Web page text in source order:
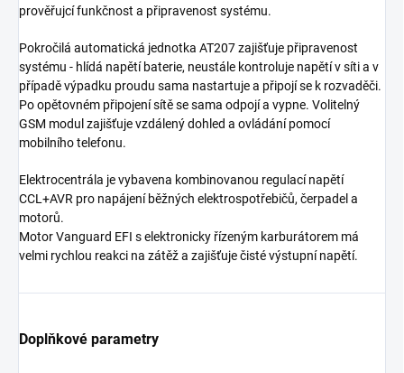
prověřujcí funkčnost a připravenost systému.
Pokročilá automatická jednotka AT207zajišťuje připravenost
systému - hlídá napětí baterie, neustále kontroluje napětí v síti a v
případě výpadku proudu sama nastartuje a připojí se k rozvaděči.
Po opětovném připojení sítě se sama odpojí a vypne. Volitelný
GSM modul zajišťuje vzdálený dohled a ovládání pomocí
mobilního telefonu.
Elektrocentrála je vybavena kombinovanou regulací napětí
CCL+AVR pro napájení běžných elektrospotřebičů, čerpadel a
motorů.
Motor Vanguard EFI s elektronicky řízeným karburátorem má
velmi rychlou reakci na zátěž a zajišťuje čisté výstupní napětí.
Doplňkové parametry